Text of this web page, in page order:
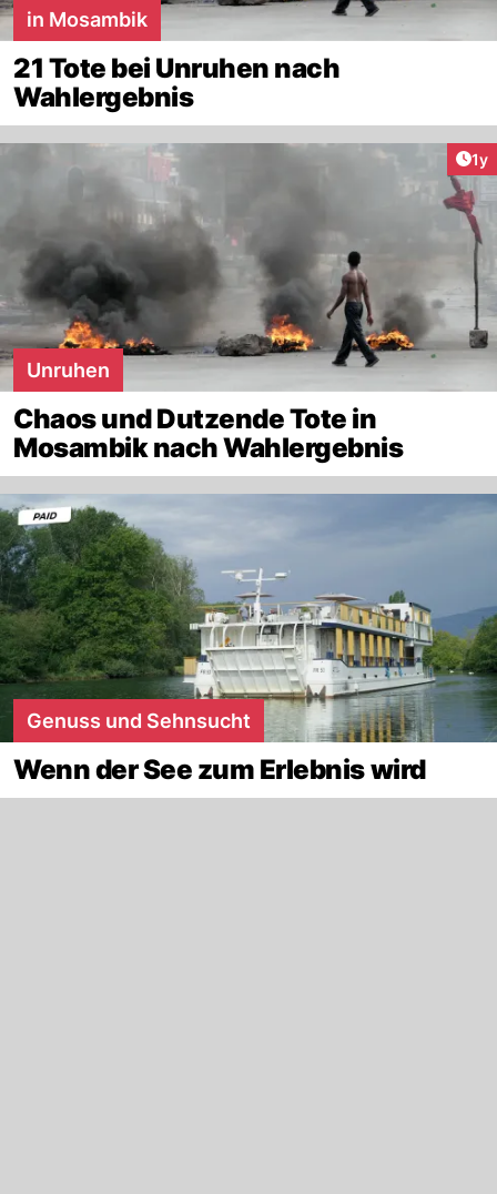
in Mosambik
21 Tote bei Unruhen nach
Wahlergebnis
1y
Unruhen
Chaos und Dutzende Tote in
Mosambik nach Wahlergebnis
Genuss und Sehnsucht
Wenn der See zum Erlebnis wird